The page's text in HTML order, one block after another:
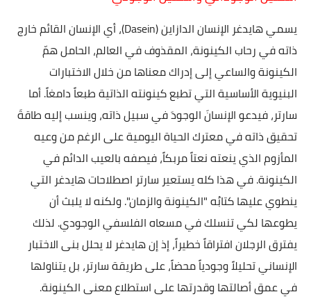
يسمي هايدغر الإنسان الدازاين (Dasein)، أي الإنسان القائم خارج
ذاته في رحاب الكينونة، المقذوف في العالم، الحامل همّ
الكينونة والساعي إلى إدراك معناها من خلال الاختبارات
البنيوية الأساسية التي تطبع كينونته الذاتية طبعاً دامغاً. أما
سارتر، فيدعو الإنسانَ الوجودَ في سبيل ذاته، وينسب إليه طاقةَ
تحقيق ذاته في معترك الحياة اليومية على الرغم من وعيه
المأزوم الذي ينعته نعتاً مربكاً، فيصفه بالعيب الدائم في
الكينونة. في هذا كله يستعير سارتر اصطلاحات هايدغر التي
ينطوي عليها كتابُه "الكينونة والزمان". ولكنه لا يلبث أن
يطوعها لكي تنسلك في مسعاه الفلسفي الوجودي. لذلك
يفترق الرجلان افتراقاً خطيراً، إذ إن هايدغر لا يحلل بنى الاختبار
الإنساني تحليلاً وجودياً محضاً، على طريقة سارتر، بل يتناولها
في عمق أصالتها وقدرتها على استطلاع معنى الكينونة.